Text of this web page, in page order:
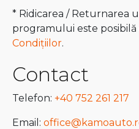
* Ridicarea / Returnarea
programului este
Condițiilor.
Contact
Telefon: +40 752 261 217
Email: